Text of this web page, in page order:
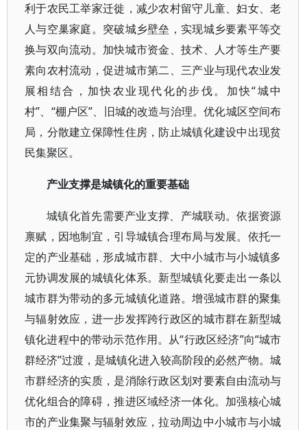
利于农民工举家迁徙，减少农村留守儿童、妇女、老
人与空巢家庭。突破城乡壁垒，实现城乡要素平等交
换与双向流动。加快城市资金、技术、人才等生产要
素向农村流动，促进城市第二、三产业与现代农业发
展相结合，加快农业现代化的步伐。加快“城中
村”、“棚户区”、旧城的改造与治理。优化城区空间布
局，分散建立保障性住房，防止城镇化建设中出现贫
民集聚区。
产业支撑是城镇化的重要基础
城镇化首先需要产业支撑、产城联动。依据资源
禀赋，因地制宜，引导城镇合理布局与发展。依托一
定的产业基础，形成城市群、大中小城市与小城镇多
元协调发展的城镇化体系。新型城镇化要走出一条以
城市群为带动的多元城镇化道路。增强城市群的聚集
与辐射效应，进一步发挥跨行政区的城市群在新型城
镇化进程中的带动示范作用。从“行政区经济”向“城市
群经济”过渡，是城镇化进入较高阶段的必然产物。城
市群经济的实质，是消除行政区划对要素自由流动与
优化组合的障碍，推进区域经济一体化。加强核心城
市的产业集聚与辐射效应，拉动周边中小城市与小城